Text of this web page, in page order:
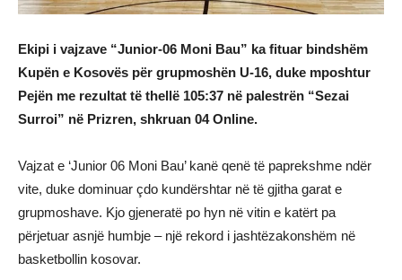
Ekipi i vajzave “Junior-06 Moni Bau” ka fituar bindshëm
Kupën e Kosovës për grupmoshën U-16, duke mposhtur
Pejën me rezultat të thellë 105:37 në palestrën “Sezai
Surroi” në Prizren, shkruan 04 Online.
Vajzat e ‘Junior 06 Moni Bau’ kanë qenë të paprekshme ndër
vite, duke dominuar çdo kundërshtar në të gjitha garat e
grupmoshave. Kjo gjeneratë po hyn në vitin e katërt pa
përjetuar asnjë humbje – një rekord i jashtëzakonshëm në
basketbollin kosovar.